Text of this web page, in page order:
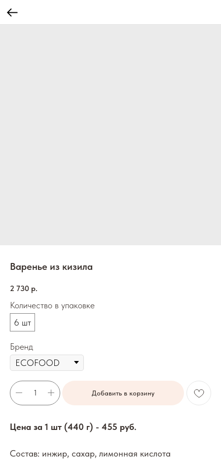
Варенье из кизила
2 730 р.
Количество в упаковке
6 шт
Бренд
Добавить в корзину
Цена за 1 шт (440 г) - 455 руб.
Состав: инжир, сахар, лимонная кислота